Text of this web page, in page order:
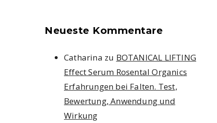
Neueste Kommentare
Catharina zu BOTANICAL LIFTING
Effect Serum Rosental Organics
Erfahrungen bei Falten. Test,
Bewertung, Anwendung und
Wirkung